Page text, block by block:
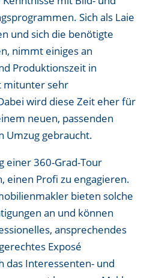
Sich als Laie
und sich die benötigte
nimmt einiges an
Produktionszeit in
mitunter sehr
wird diese Zeit eher für
neuen, passenden
Umzug gebraucht.
einer 360-Grad-Tour
einen Profi zu engagieren.
bieten solche
an und können
ansprechendes
Exposé
das Interessenten- und